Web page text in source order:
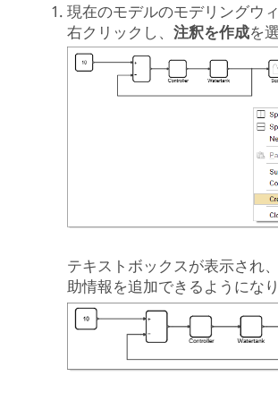
現在のモデルのモデリングウ
右クリックし、注釈を作成を
テキストボックスが表示され
助情報を追加できるようになり